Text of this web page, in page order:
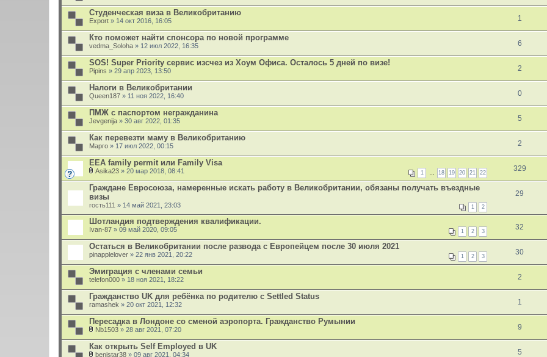
Студенческая виза в Великобританию
Export » 14 окт 2016, 16:05 1
Кто поможет найти спонсора по новой программе
vedma_Soloha » 12 июл 2022, 16:35 6
SOS! Super Priority сервис изсчез из Хоум Офиса. Осталось 5 дней по визе!
Pipins » 29 апр 2023, 13:50 2
Налоги в Великобритании
Queen187 » 11 ноя 2022, 16:40 0
ПМЖ с паспортом негражданина
Jevgenija » 30 авг 2022, 01:35 5
Как перевезти маму в Великобританию
Марго » 17 июл 2022, 00:15 2
EEA family permit или Family Visa
1 … 18 19 20 21 22
л
о
ж
е
н
я
Asika23 » 20 мар 2018, 08:41 329
Граждане Евросоюза, намеренные искать работу в Великобритании, обязаны получать въездные
визы
1 2
гость111 » 14 май 2021, 23:03
29
Шотландия подтверждения квалификации.
1 2 3
Ivan-87 » 09 май 2020, 09:05 32
Остаться в Великобритании после развода с Европейцем после 30 июля 2021
1 2 3
pinapplelover » 22 янв 2021, 20:22 30
Эмиграция с членами семьи
telefon000 » 18 ноя 2021, 18:22 2
Гражданство UK для ребёнка по родителю с Settled Status
ramashek » 20 окт 2021, 12:32 1
Пересадка в Лондоне со сменой аэропорта. Гражданство Румынии
л
о
Nb1503 » 28 авг 2021, 07:20 9
Как открыть Self Employed в UK
benistar38 » 09 авг 2021, 04:34 5